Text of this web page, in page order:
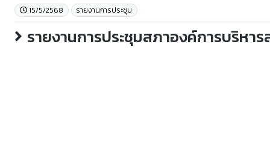
15/5/2568 รายงานการประชุม
รายงานการประชุมสภาองค์การบริห